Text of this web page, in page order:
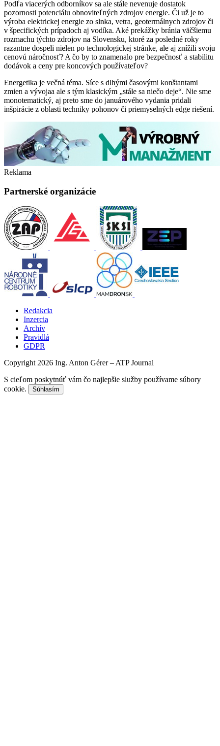
Podľa viacerých odborníkov sa ale stále nevenuje dostatok
pozornosti potenciálu obnoviteľných zdrojov energie. Či už je to
výroba elektrickej energie zo slnka, vetra, geotermálnych zdrojov či
v špecifických prípadoch aj vodíka. Aké prekážky bránia väčšiemu
rozmachu týchto zdrojov na Slovensku, ktoré za posledné roky
razantne dospeli nielen po technologickej stránke, ale aj znížili svoju
cenovú náročnosť? A čo by to znamenalo pre bezpečnosť a stabilitu
dodávok a ceny pre koncových používateľov?
Energetika je večná téma. Síce s dlhými časovými konštantami
zmien a vývojaa ale s tým klasickým „stále sa niečo deje“. Nie sme
monotematický, aj preto sme do januárového vydania pridali
inšpirácie z oblasti techniky pohonov či priemyselných edge riešení.
Reklama
Partnerské organizácie
Redakcia
Inzercia
Archív
Pravidlá
GDPR
Copyright 2026 Ing. Anton Gérer – ATP Journal
S cieľom poskytnúť vám čo najlepšie služby používame súbory
cookie.
Súhlasím